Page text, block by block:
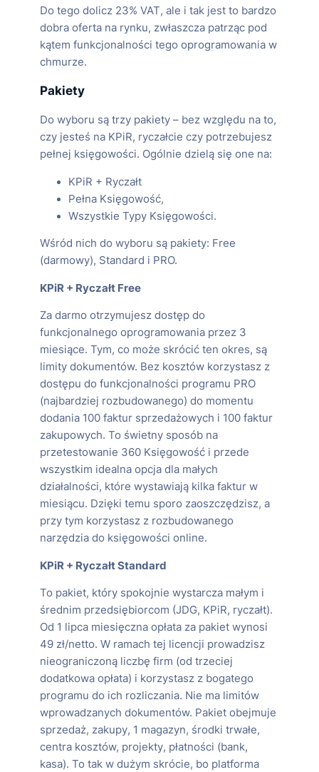
Do tego dolicz 23% VAT, ale i tak jest to bardzo
dobra oferta na rynku, zwłaszcza patrząc pod
kątem funkcjonalności tego oprogramowania w
chmurze.
Pakiety
Do wyboru są trzy pakiety – bez względu na to,
czy jesteś na KPiR, ryczałcie czy potrzebujesz
pełnej księgowości. Ogólnie dzielą się one na:
KPiR + Ryczałt
Pełna Księgowość,
Wszystkie Typy Księgowości.
Wśród nich do wyboru są pakiety: Free
(darmowy), Standard i PRO.
KPiR + Ryczałt Free
Za darmo otrzymujesz dostęp do
funkcjonalnego oprogramowania przez 3
miesiące. Tym, co może skrócić ten okres, są
limity dokumentów. Bez kosztów korzystasz z
dostępu do funkcjonalności programu PRO
(najbardziej rozbudowanego) do momentu
dodania 100 faktur sprzedażowych i 100 faktur
zakupowych. To świetny sposób na
przetestowanie 360 Księgowość i przede
wszystkim idealna opcja dla małych
działalności, które wystawiają kilka faktur w
miesiącu. Dzięki temu sporo zaoszczędzisz, a
przy tym korzystasz z rozbudowanego
narzędzia do księgowości online.
KPiR + Ryczałt Standard
To pakiet, który spokojnie wystarcza małym i
średnim przedsiębiorcom (JDG, KPiR, ryczałt).
Od 1 lipca miesięczna opłata za pakiet wynosi
49 zł/netto. W ramach tej licencji prowadzisz
nieograniczoną liczbę firm (od trzeciej
dodatkowa opłata) i korzystasz z bogatego
programu do ich rozliczania. Nie ma limitów
wprowadzanych dokumentów. Pakiet obejmuje
sprzedaż, zakupy, 1 magazyn, środki trwałe,
centra kosztów, projekty, płatności (bank,
kasa). To tak w dużym skrócie, bo platforma